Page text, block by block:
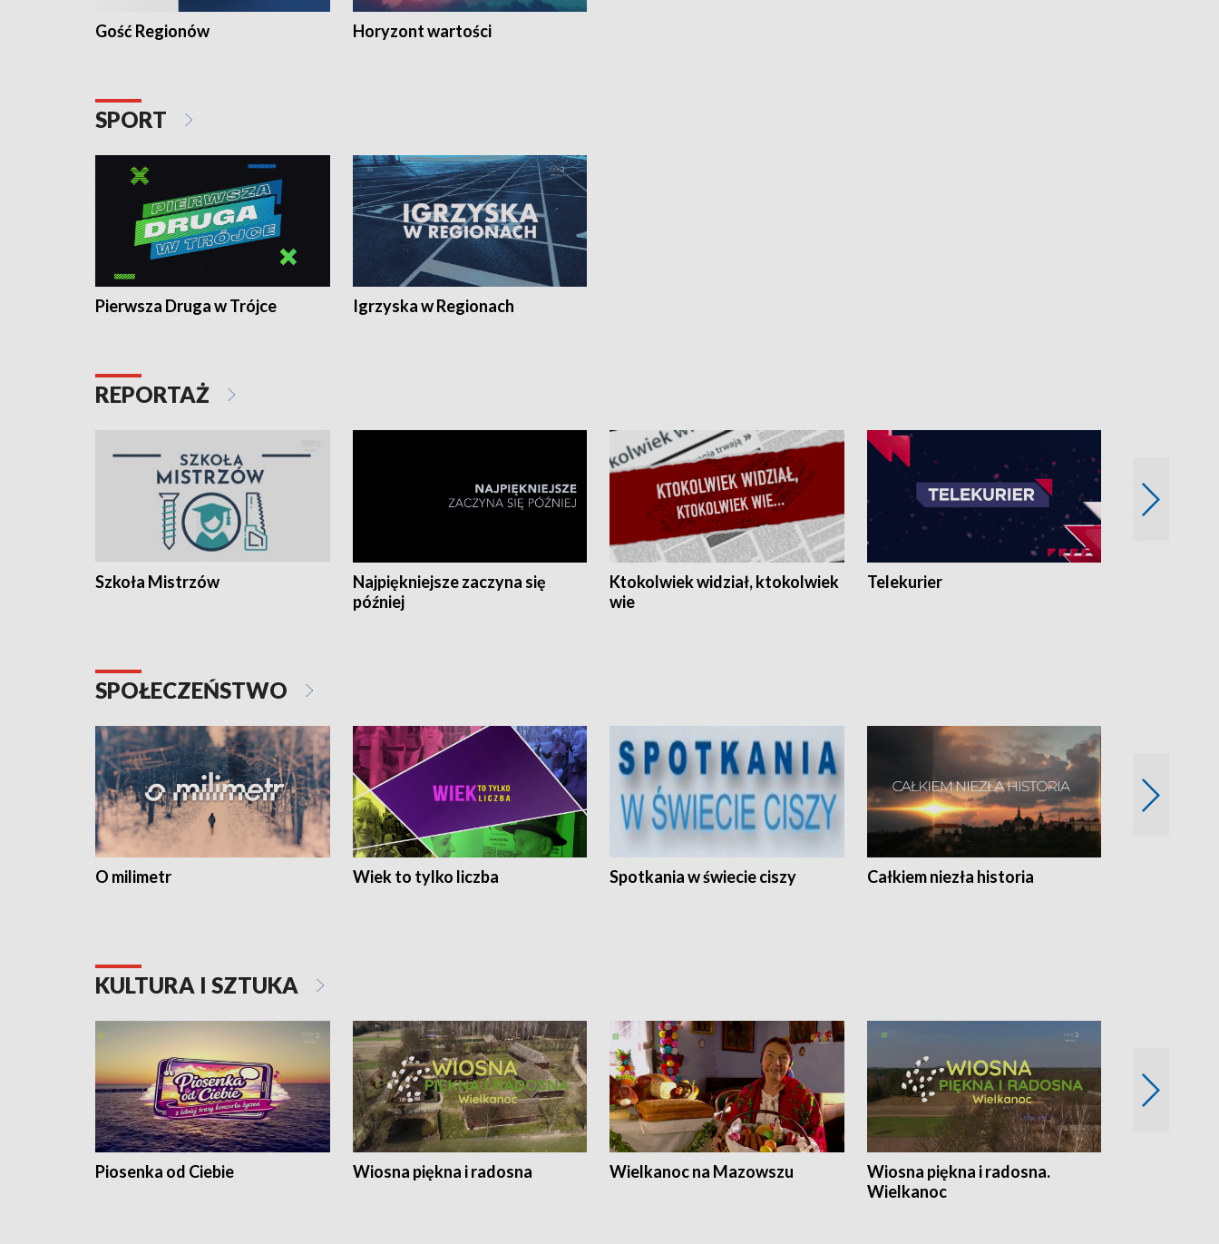
Gość Regionów Horyzont wartości
SPORT
Pierwsza Druga w Trójce Igrzyska w Regionach
REPORTAŻ
Szkoła Mistrzów
Najpiękniejsze zaczyna się
później
Ktokolwiek widział, ktokolwiek
wie
Telekurier
SPOŁECZEŃSTWO
O milimetr Wiek to tylko liczba Spotkania w świecie ciszy Całkiem niezła historia
KULTURA I SZTUKA
Piosenka od Ciebie Wiosna piękna i radosna Wielkanoc na Mazowszu
Wiosna piękna i radosna.
Wielkanoc